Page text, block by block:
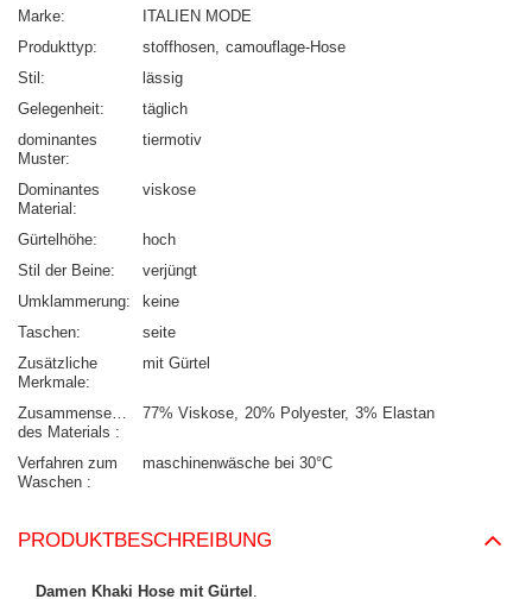
Marke
ITALIEN MODE
Produkttyp
stoffhosen camouflage-Hose
Stil
lässig
Gelegenheit
täglich
dominantes
Muster
tiermotiv
Dominantes
Material
viskose
Gürtelhöhe
hoch
Stil der Beine
verjüngt
Umklammerung
keine
Taschen
seite
Zusätzliche
Merkmale
mit Gürtel
Zusammensetzung
des Materials
77% Viskose 20% Polyester 3% Elastan
Verfahren zum
Waschen
maschinenwäsche bei 30°C
PRODUKTBESCHREIBUNG
Damen Khaki Hose mit Gürtel